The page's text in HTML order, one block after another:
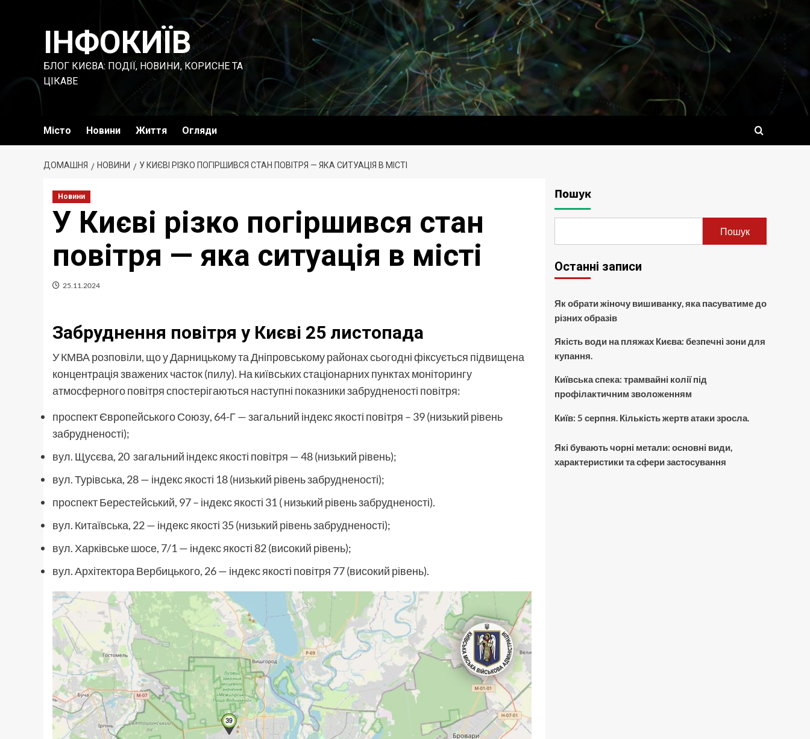
ІНФОКИЇВ
БЛОГ КИЄВА: ПОДІЇ, НОВИНИ, КОРИСНЕ ТА
ЦІКАВЕ
Місто Новини Життя Огляди
ДОМАШНЯ НОВИНИ У КИЄВІ РІЗКО ПОГІРШИВСЯ СТАН ПОВІТРЯ — ЯКА СИТУАЦІЯ В МІСТІ
Новини
У Києві різко погіршився стан
повітря — яка ситуація в місті
25.11.2024
Забруднення повітря у Києві 25 листопада
У КМВА розповіли, що у Дарницькому та Дніпровському районах сьогодні фіксується підвищена
концентрація зважених часток (пилу). На київських стаціонарних пунктах моніторингу
атмосферного повітря спостерігаються наступні показники забрудненості повітря:
проспект Європейського Союзу, 64-Г — загальний індекс якості повітря – 39 (низький рівень
забрудненості);
вул. Щусєва, 20 загальний індекс якості повітря — 48 (низький рівень);
вул. Турівська, 28 — індекс якості 18 (низький рівень забрудненості);
проспект Берестейський, 97 – індекс якості 31 ( низький рівень забрудненості).
вул. Китаївська, 22 — індекс якості 35 (низький рівень забрудненості);
вул. Харківське шосе, 7/1 — індекс якості 82 (високий рівень);
вул. Архітектора Вербицького, 26 — індекс якості повітря 77 (високий рівень).
Пошук
Пошук
Останні записи
Як обрати жіночу вишиванку, яка пасуватиме до
різних образів
Якість води на пляжах Києва: безпечні зони для
купання.
Київська спека: трамвайні колії під
профілактичним зволоженням
Київ: 5 серпня. Кількість жертв атаки зросла.
Які бувають чорні метали: основні види,
характеристики та сфери застосування